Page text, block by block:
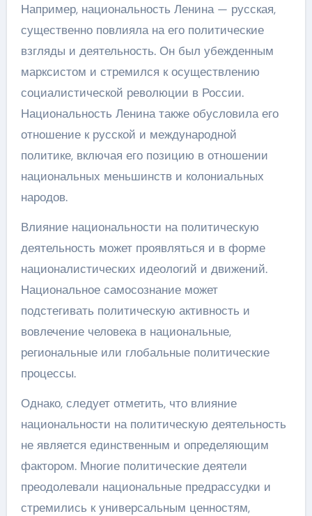
Например, национальность Ленина — русская,
существенно повлияла на его политические
взгляды и деятельность. Он был убежденным
марксистом и стремился к осуществлению
социалистической революции в России.
Национальность Ленина также обусловила его
отношение к русской и международной
политике, включая его позицию в отношении
национальных меньшинств и колониальных
народов.
Влияние национальности на политическую
деятельность может проявляться и в форме
националистических идеологий и движений.
Национальное самосознание может
подстегивать политическую активность и
вовлечение человека в национальные,
региональные или глобальные политические
процессы.
Однако, следует отметить, что влияние
национальности на политическую деятельность
не является единственным и определяющим
фактором. Многие политические деятели
преодолевали национальные предрассудки и
стремились к универсальным ценностям,